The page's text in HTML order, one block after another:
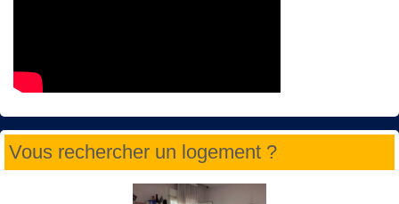
Vous rechercher un logement ?